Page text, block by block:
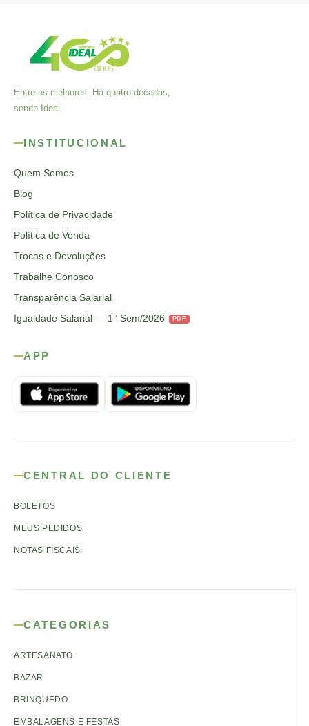
Entre os melhores. Há quatro décadas,
sendo Ideal.
INSTITUCIONAL
Quem Somos
Blog
Política de Privacidade
Política de Venda
Trocas e Devoluções
Trabalhe Conosco
Transparência Salarial
Igualdade Salarial — 1° Sem/2026
PDF
APP
CENTRAL DO CLIENTE
BOLETOS
MEUS PEDIDOS
NOTAS FISCAIS
CATEGORIAS
ARTESANATO
BAZAR
BRINQUEDO
EMBALAGENS E FESTAS